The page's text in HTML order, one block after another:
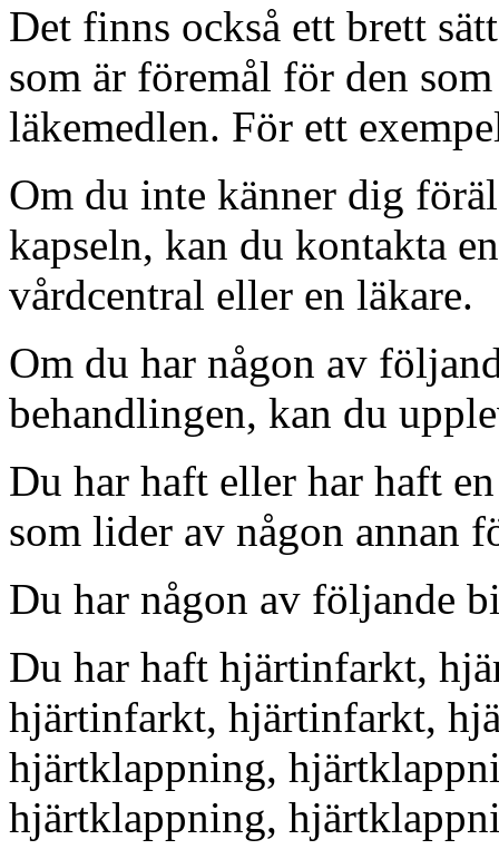
Det finns också ett brett
som är föremål för den
läkemedlen. För ett
Om du inte känner dig
kapseln, kan du kontakta
vårdcentral eller en läkare.
Om du har någon av
behandlingen, kan du
Du har haft eller har haft
som lider av någon annan
Du har någon av följande
Du har haft hjärtinfarkt,
hjärtinfarkt, hjärtinfarkt,
hjärtklappning,
hjärtklappning,